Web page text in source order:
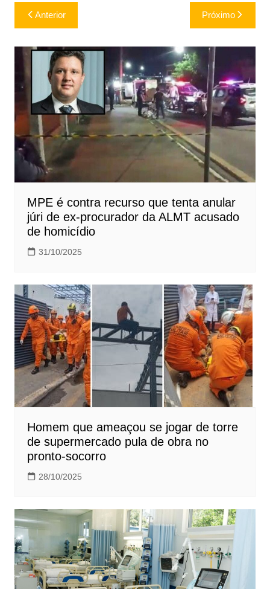
Navegação
de
Post
Anterior Próximo
MPE é contra recurso que tenta anular
júri de ex-procurador da ALMT acusado
de homicídio
31/10/2025
Homem que ameaçou se jogar de torre
de supermercado pula de obra no
pronto-socorro
28/10/2025